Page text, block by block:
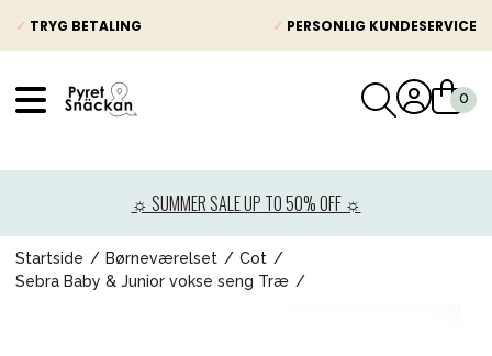
✓ TRYG BETALING ✓ PERSONLIG KUNDESERVICE
☼ SUMMER SALE UP TO 50% OFF ☼
Startside Børneværelset
Cot
Sebra Baby & Junior vokse seng Træ
Barnevogne
Autostole